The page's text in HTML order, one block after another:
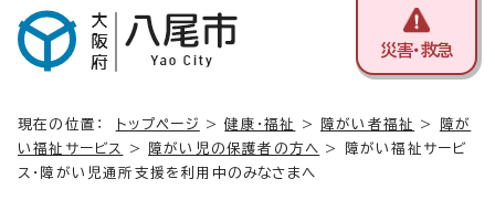
災害・救急
現在の位置： トップページ >健康・福祉 > 障がい者福祉 >
障が
い福祉サービス
> 障がい児の保護者の方へ > 障がい福祉サービ
ス・障がい児通所支援を利用中のみなさまへ